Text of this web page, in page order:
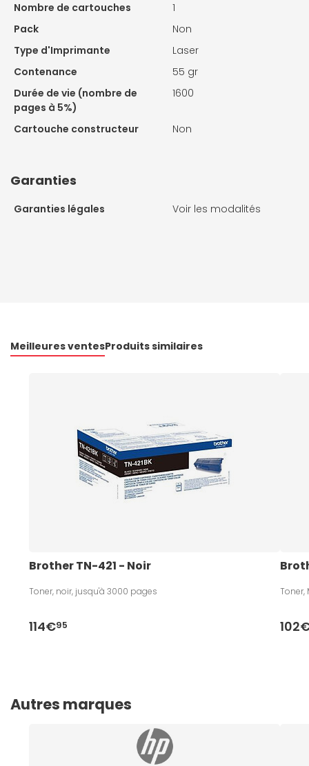
Nombre de cartouches
1
Pack
Non
Type d'Imprimante
Laser
Contenance
55 gr
Durée de vie (nombre de
pages à 5%)
1600
Cartouche constructeur Non
Garanties
Garanties légales Voir les modalités
Meilleures ventesProduits similaires
Brother TN-421 - Noir
Toner, noir, jusqu'à 3000 pages
114€95
Toner,
Autres marques